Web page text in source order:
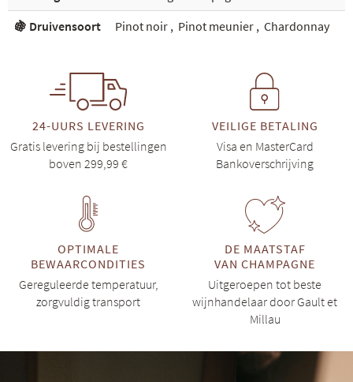
🍇 Druivensoort
Pinot noir , Pinot meunier , Chardonnay
24-UURS LEVERING
Gratis levering bij bestellingen
boven 299,99 €
VEILIGE BETALING
Visa en MasterCard
Bankoverschrijving
OPTIMALE
BEWAARCONDITIES
Gereguleerde temperatuur,
zorgvuldig transport
DE MAATSTAF
VAN CHAMPAGNE
Uitgeroepen tot beste
wijnhandelaar door Gault et
Millau